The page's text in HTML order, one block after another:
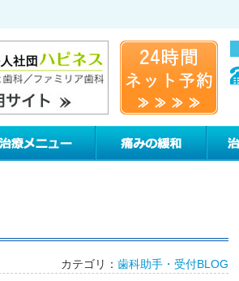
カテゴリ： 歯科助手・受付BLOG